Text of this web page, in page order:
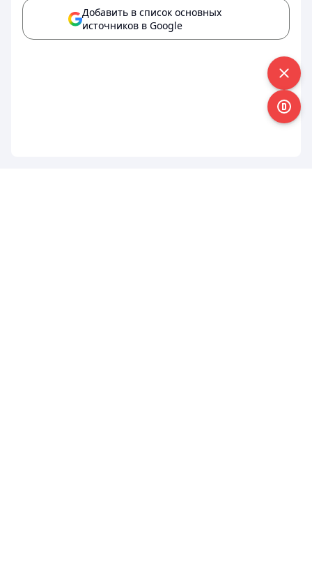
Добавить в список основных
источников в Google